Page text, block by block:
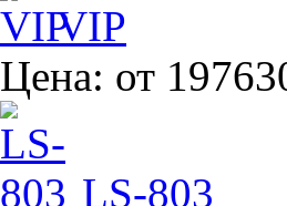
VIP
Цена: от
LS-803